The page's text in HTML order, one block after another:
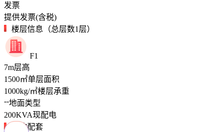
发票
提供发票(含税)
楼层信息（总层数1层）
F1
7m层高
1500㎡单层面积
1000kg/㎡楼层承重
--地面类型
200KVA现配电
周边配套